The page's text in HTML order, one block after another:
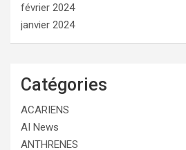
février 2024
janvier 2024
Catégories
ACARIENS
AI News
ANTHRENES